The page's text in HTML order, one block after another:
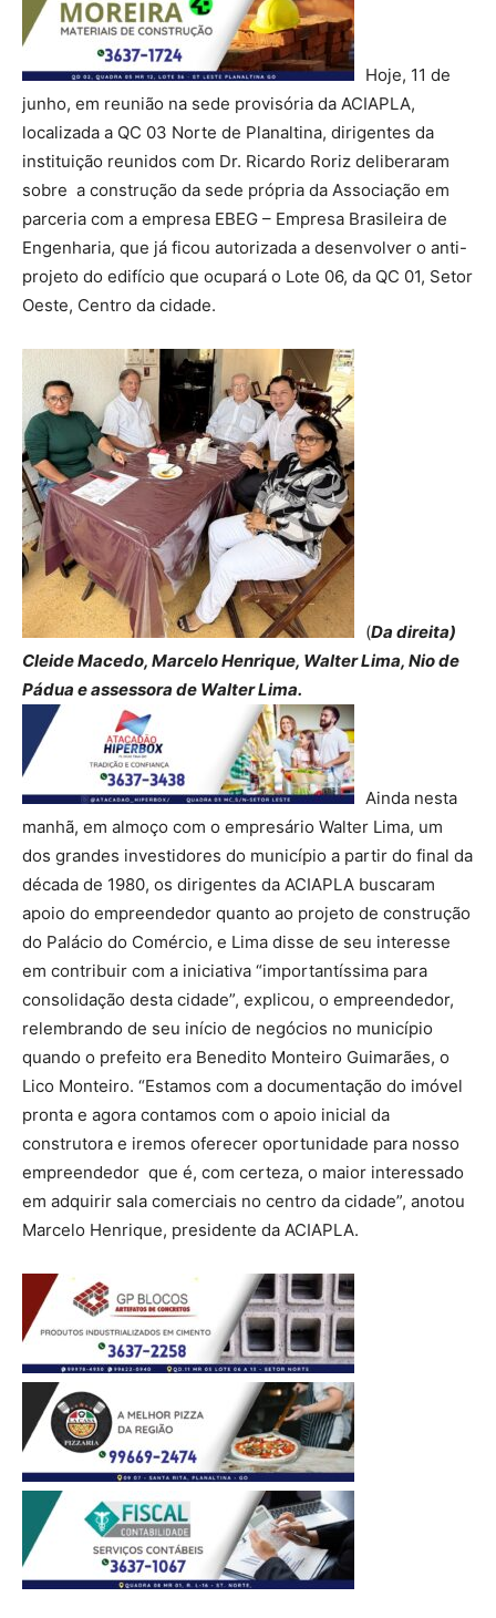
Hoje, 11 de
junho, em reunião na sede provisória da ACIAPLA,
localizada a QC 03 Norte de Planaltina, dirigentes da
instituição reunidos com Dr. Ricardo Roriz deliberaram
sobre a construção da sede própria da Associação em
parceria com a empresa EBEG – Empresa Brasileira de
Engenharia, que já ficou autorizada a desenvolver o anti-
projeto do edifício que ocupará o Lote 06, da QC 01, Setor
Oeste, Centro da cidade.
(Da direita)
Cleide Macedo, Marcelo Henrique, Walter Lima, Nio de
Pádua e assessora de Walter Lima.
Ainda nesta
manhã, em almoço com o empresário Walter Lima, um
dos grandes investidores do município a partir do final da
década de 1980, os dirigentes da ACIAPLA buscaram
apoio do empreendedor quanto ao projeto de construção
do Palácio do Comércio, e Lima disse de seu interesse
em contribuir com a iniciativa “importantíssima para
consolidação desta cidade”, explicou, o empreendedor,
relembrando de seu início de negócios no município
quando o prefeito era Benedito Monteiro Guimarães, o
Lico Monteiro. “Estamos com a documentação do imóvel
pronta e agora contamos com o apoio inicial da
construtora e iremos oferecer oportunidade para nosso
empreendedor que é, com certeza, o maior interessado
em adquirir sala comerciais no centro da cidade”, anotou
Marcelo Henrique, presidente da ACIAPLA.